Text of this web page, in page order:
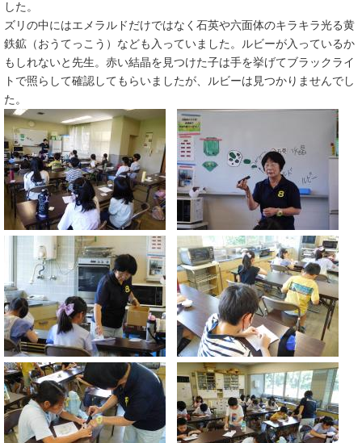
した。
ズリの中にはエメラルドだけではなく石英や六面体のキラキラ光る黄
鉄鉱（おうてっこう）なども入っていました。ルビーが入っているか
もしれないと先生。赤い結晶を見つけた子は手を挙げてブラックライ
トで照らして確認してもらいましたが、ルビーは見つかりませんでし
た。